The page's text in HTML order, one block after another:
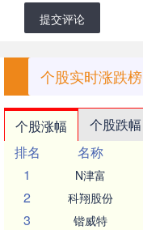
提交评论
个股实时涨跌榜
个股涨幅 个股跌幅
排名
名称
1
N津富
2 科翔股份
3 锴威特